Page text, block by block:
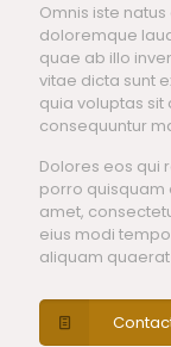
Omnis iste
doloremque
quae ab illo
vitae dicta sunt
quia voluptas sit
consequuntur
Dolores eos qui
porro quisquam
amet,
eius modi
aliquam